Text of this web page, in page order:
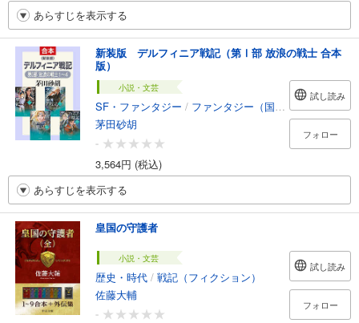
あらすじを表示する
新装版 デルフィニア戦記（第Ⅰ部 放浪の戦士 合本
版）
小説・文芸
SF・ファンタジー / ファンタジー（国内）
茅田砂胡
-
3,564円 (税込)
試し読み
フォロー
あらすじを表示する
皇国の守護者
小説・文芸
歴史・時代 / 戦記（フィクション）
佐藤大輔
-
試し読み
フォロー